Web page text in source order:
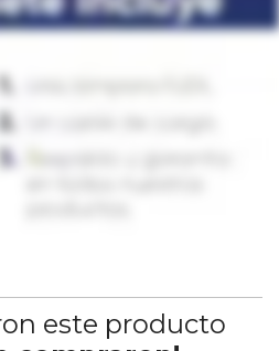
este producto